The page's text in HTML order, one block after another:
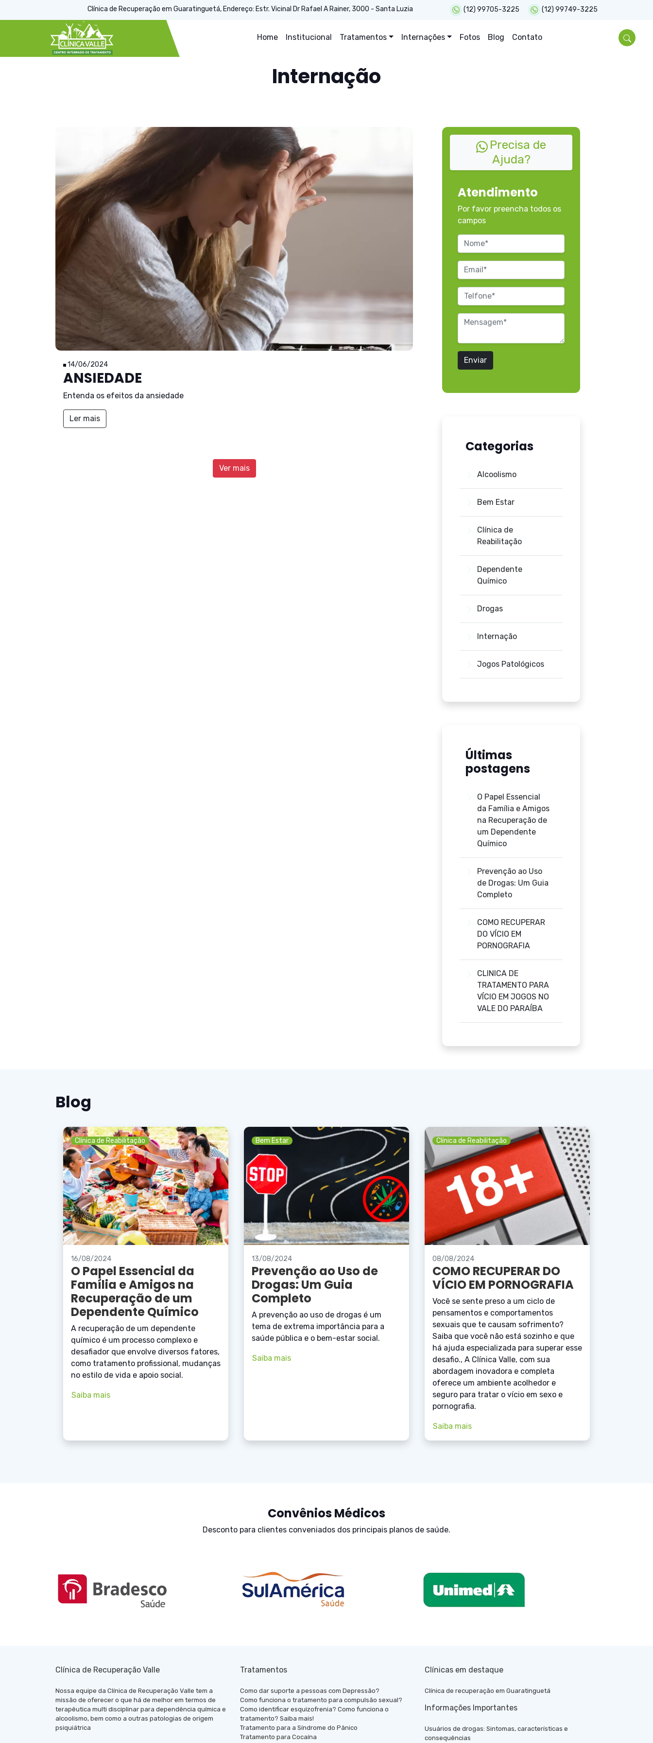
Clínica de Recuperação em Guaratinguetá, Endereço: Estr. Vicinal Dr Rafael A Rainer, 3000 - Santa Luzia (12) 99705-3225 (12) 99749-3225
Home Institucional Tratamentos Internações Fotos Blog Contato
Internação
14/06/2024
ANSIEDADE
Entenda os efeitos da ansiedade
Ler mais
Ver mais
Precisa de
Ajuda?
Atendimento
Por favor preencha todos os
campos
Enviar
Categorias
Alcoolismo
Bem Estar
Clínica de
Reabilitação
Dependente
Químico
Drogas
Internação
Jogos Patológicos
Últimas
postagens
O Papel Essencial
da Família e Amigos
na Recuperação de
um Dependente
Químico
Prevenção ao Uso
de Drogas: Um Guia
Completo
COMO RECUPERAR
DO VÍCIO EM
PORNOGRAFIA
CLINICA DE
TRATAMENTO PARA
VÍCIO EM JOGOS NO
VALE DO PARAÍBA
Blog
Clínica de Reabilitação
16/08/2024
O Papel Essencial da
Família e Amigos na
Recuperação de um
Dependente Químico
A recuperação de um dependente
químico é um processo complexo e
desafiador que envolve diversos fatores,
como tratamento profissional, mudanças
no estilo de vida e apoio social.
Saiba mais
Bem Estar
13/08/2024
Prevenção ao Uso de
Drogas: Um Guia
Completo
A prevenção ao uso de drogas é um
tema de extrema importância para a
saúde pública e o bem-estar social.
Saiba mais
Clínica de Reabilitação
08/08/2024
COMO RECUPERAR DO
VÍCIO EM PORNOGRAFIA
Você se sente preso a um ciclo de
pensamentos e comportamentos
sexuais que te causam sofrimento?
Saiba que você não está sozinho e que
há ajuda especializada para superar esse
desafio., A Clínica Valle, com sua
abordagem inovadora e completa
oferece um ambiente acolhedor e
seguro para tratar o vício em sexo e
pornografia.
Saiba mais
Convênios Médicos
Desconto para clientes conveniados dos principais planos de saúde.
Clínica de Recuperação Valle
Nossa equipe da Clínica de Recuperação Valle tem a
missão de oferecer o que há de melhor em termos de
terapêutica multi disciplinar para dependência química e
alcoolismo, bem como a outras patologias de origem
psiquiátrica
Tratamentos
Como dar suporte a pessoas com Depressão?
Como funciona o tratamento para compulsão sexual?
Como identificar esquizofrenia? Como funciona o
tratamento? Saiba mais!
Tratamento para a Síndrome do Pânico
Tratamento para Cocaína
Clínicas em destaque
Clínica de recuperação em Guaratinguetá
Informações Importantes
Usuários de drogas: Sintomas, características e
consequências